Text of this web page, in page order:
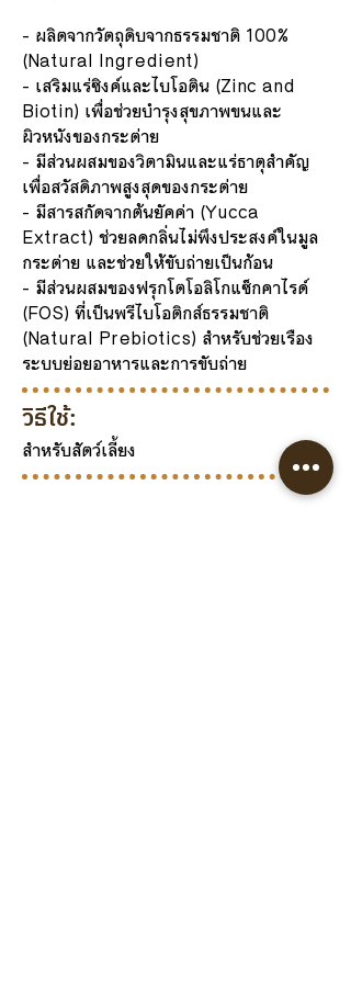
- ผลิตจากวัตถุดิบจากธรรมชาติ 100%
(Natural Ingredient)
- เสริมแร่ซิงค์และไบโอติน (Zinc and
Biotin) เพื่อช่วยบำรุงสุขภาพขนและ
ผิวหนังของกระต่าย
- มีส่วนผสมของวิตามินและแร่ธาตุสำคัญ
เพื่อสวัสดิภาพสูงสุดของกระต่าย
- มีสารสกัดจากต้นยัคค่า (Yucca
Extract) ช่วยลดกลิ่นไม่พึงประสงค์ในมูล
กระต่าย และช่วยให้ขับถ่ายเป็นก้อน
- มีส่วนผสมของฟรุกโตโอลิโกแซ็กคาไรด์
(FOS) ที่เป็นพรีไบโอติกส์ธรรมชาติ
(Natural Prebiotics) สำหรับช่วยเรือง
ระบบย่อยอาหารและการขับถ่าย
วิธีใช้:
สำหรับสัตว์เลี้ยง